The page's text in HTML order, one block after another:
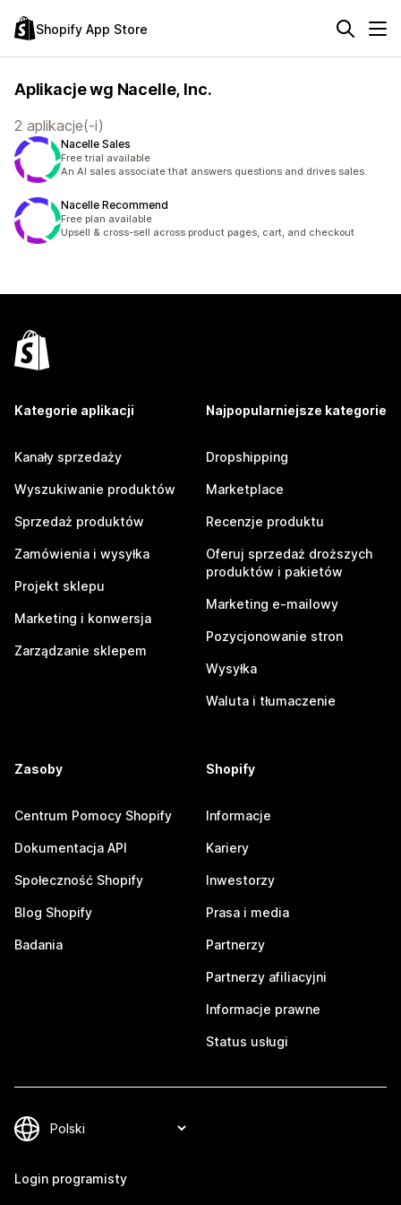
Shopify App Store
Aplikacje wg Nacelle, Inc.
2 aplikacje(-i)
Nacelle Sales
Free trial available
An AI sales associate that answers questions and drives sales.
Nacelle Recommend
Free plan available
Upsell & cross-sell across product pages, cart, and checkout
Kategorie aplikacji
Kanały sprzedaży
Wyszukiwanie produktów
Sprzedaż produktów
Zamówienia i wysyłka
Projekt sklepu
Marketing i konwersja
Zarządzanie sklepem
Najpopularniejsze kategorie
Dropshipping
Marketplace
Recenzje produktu
Oferuj sprzedaż droższych
produktów i pakietów
Marketing e-mailowy
Pozycjonowanie stron
Wysyłka
Waluta i tłumaczenie
Zasoby
Centrum Pomocy Shopify
Dokumentacja API
Społeczność Shopify
Blog Shopify
Badania
Shopify
Informacje
Kariery
Inwestorzy
Prasa i media
Partnerzy
Partnerzy afiliacyjni
Informacje prawne
Status usługi
Login programisty